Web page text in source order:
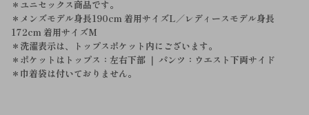
＊ユニセックス商品です。
＊メンズモデル身長190cm 着用サイズL／レディースモデル身長
172cm 着用サイズM
＊洗濯表示は、トップスポケット内にございます。
＊ポケットはトップス：左右下部 ｜ パンツ：ウエスト下両サイド
＊巾着袋は付いておりません。